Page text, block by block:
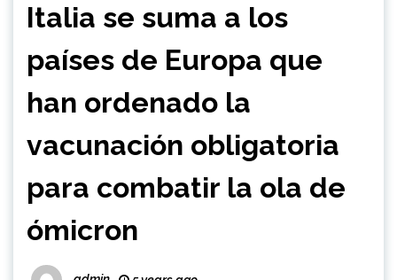
Italia se suma a los
países de Europa que
han ordenado la
vacunación obligatoria
para combatir la ola de
ómicron